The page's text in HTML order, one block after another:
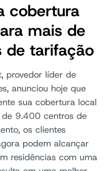
cobertura
mais de
de tarifação
provedor líder de
anunciou hoje que
sua cobertura local
9.400 centros de
os clientes
podem alcançar
residências com uma